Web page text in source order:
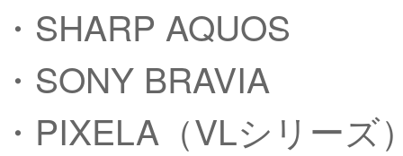
・SHARP AQUOS
・SONY BRAVIA
・PIXELA（VLシリーズ